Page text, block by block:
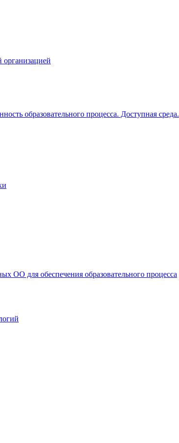
организацией
образовательного процесса. Доступная среда.
ОО для обеспечения образовательного процесса